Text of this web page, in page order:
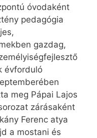
óvodaként
pedagógia
gazdag,
évforduló
meg Pápai Lajos
zárásaként
Ferenc atya
a mostani és